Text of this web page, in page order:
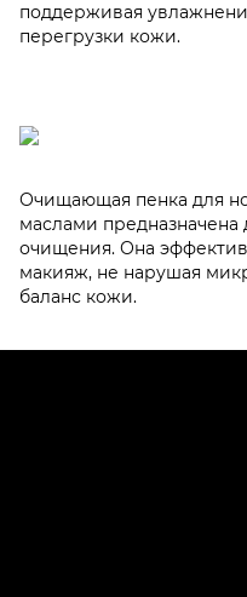
поддерживая
перегрузки кожи.
Очищающая пенка для
маслами предназначена
очищения. Она
макияж, не нарушая
баланс кожи.